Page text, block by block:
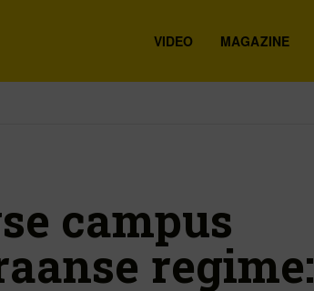
VIDEO MAGAZINE
campus
regime: